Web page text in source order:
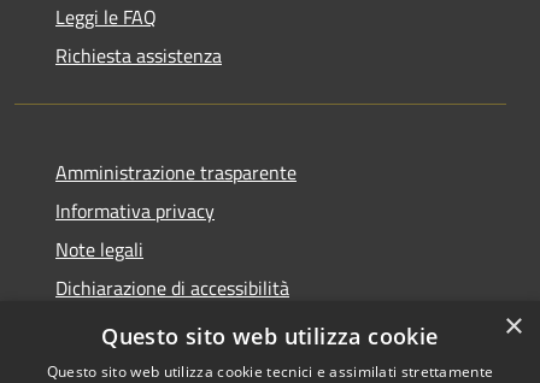
Leggi le FAQ
Richiesta assistenza
Amministrazione trasparente
Informativa privacy
Note legali
Dichiarazione di accessibilità
Whistleblowing
×
Questo sito web utilizza cookie
Questo sito web utilizza cookie tecnici e assimilati strettamente